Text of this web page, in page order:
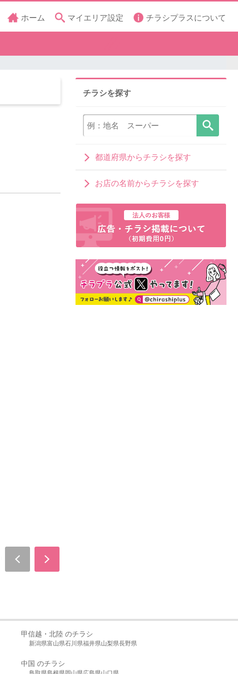
ホーム マイエリア設定 チラシプラスについて
チラシを探す
都道府県からチラシを探す
お店の名前からチラシを探す
甲信越・北陸 のチラシ
新潟県富山県石川県福井県山梨県長野県
中国 のチラシ